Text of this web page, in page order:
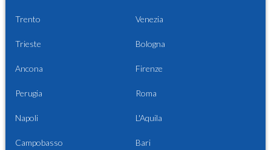
Trento Venezia
Trieste Bologna
Ancona Firenze
Perugia Roma
Napoli L'Aquila
Campobasso Bari